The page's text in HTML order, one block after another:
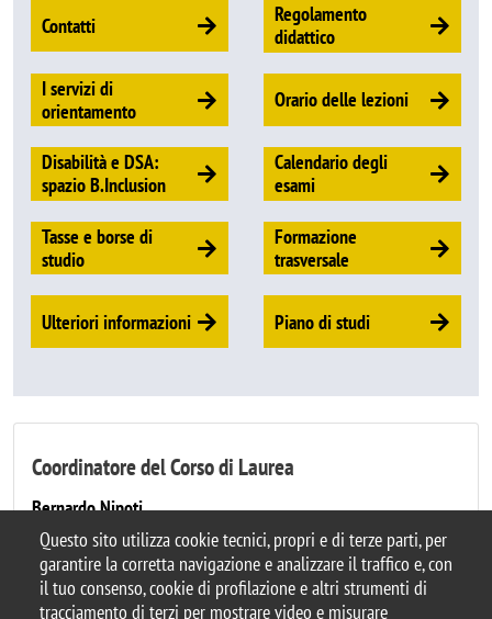
Questo sito utilizza cookie tecnici, propri e di terze parti, per
garantire la corretta navigazione e analizzare il traffico e, con
il tuo consenso, cookie di profilazione e altri strumenti di
tracciamento di terzi per mostrare video e misurare
Contatti
Regolamento
didattico
I servizi di
orientamento
Orario delle lezioni
Disabilità e DSA:
spazio B.Inclusion
Calendario degli
esami
Tasse e borse di
studio
Formazione
trasversale
Ulteriori informazioni Piano di studi
Coordinatore del Corso di Laurea
Bernardo Nipoti